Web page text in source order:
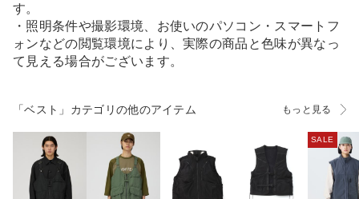
す。
・照明条件や撮影環境、お使いのパソコン・スマートフ
ォンなどの閲覧環境により、実際の商品と色味が異なっ
て見える場合がございます。
「ベスト」カテゴリの他のアイテム もっと見る
SALE